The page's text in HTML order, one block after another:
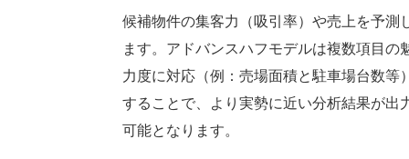
候補物件の集客力（吸引率）や売上を予測
ます。アドバンスハフモデルは複数項目の
力度に対応（例：売場面積と駐車場台数等
することで、より実勢に近い分析結果が出
可能となります。